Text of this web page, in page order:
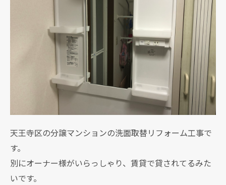
天王寺区の分譲マンションの洗面取替リフォーム工事で
す。
別にオーナー様がいらっしゃり、賃貸で貸されてるみた
いです。